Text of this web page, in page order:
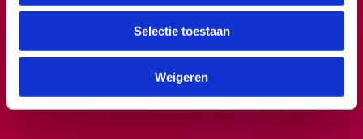
Selectie toestaan
Weigeren